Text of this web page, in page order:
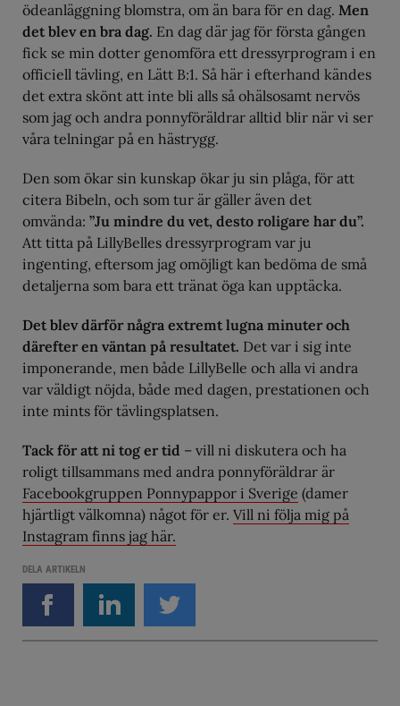
ödeanläggning blomstra, om än bara för en dag. Men
det blev en bra dag. En dag där jag för första gången
fick se min dotter genomföra ett dressyrprogram i en
officiell tävling, en Lätt B:1. Så här i efterhand kändes
det extra skönt att inte bli alls så ohälsosamt nervös
som jag och andra ponnyföräldrar alltid blir när vi ser
våra telningar på en hästrygg.
Den som ökar sin kunskap ökar ju sin plåga, för att
citera Bibeln, och som tur är gäller även det
omvända: ”Ju mindre du vet, desto roligare har du”.
Att titta på LillyBelles dressyrprogram var ju
ingenting, eftersom jag omöjligt kan bedöma de små
detaljerna som bara ett tränat öga kan upptäcka.
Det blev därför några extremt lugna minuter och
därefter en väntan på resultatet. Det var i sig inte
imponerande, men både LillyBelle och alla vi andra
var väldigt nöjda, både med dagen, prestationen och
inte mints för tävlingsplatsen.
Tack för att ni tog er tid – vill ni diskutera och ha
roligt tillsammans med andra ponnyföräldrar är
Facebookgruppen Ponnypappor i Sverige (damer
hjärtligt välkomna) något för er. Vill ni följa mig på
Instagram finns jag här.
DELA ARTIKELN